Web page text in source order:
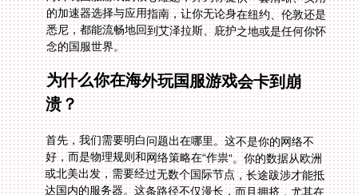
念的国服世界。
为什么你在海外玩国服游戏会卡到崩
溃？
首先，我们需要明白问题出在哪里。这不是你的网络不
好，而是物理规则和网络策略在“作祟”。你的数据从欧洲
或北美出发，需要经过无数个国际节点，长途跋涉才能抵
达国内的服务器。这条路径不仅漫长，而且拥挤，尤其在
网络高峰时段，丢包和延迟是无法避免的。此外，许多国
服游戏为保护服务器和玩家体验，会主动限制或优化海外
IP的接入，导致直接连接变得异常困难甚至被阻断。这就
是为什么你会在登录环节就遇到麻烦，或者进入游戏后感
觉人物在“太空步”。理解了这个痛点，解决方案就清晰
了：我们需要一条更短、更稳定、更专属的“网络高速公